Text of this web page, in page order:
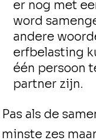
er nog met
word
andere
erfbelasting
één persoon
partner zijn.
Pas als de
minste zes